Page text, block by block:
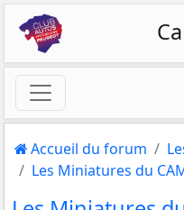
Accueil du forum
Les Miniatures du